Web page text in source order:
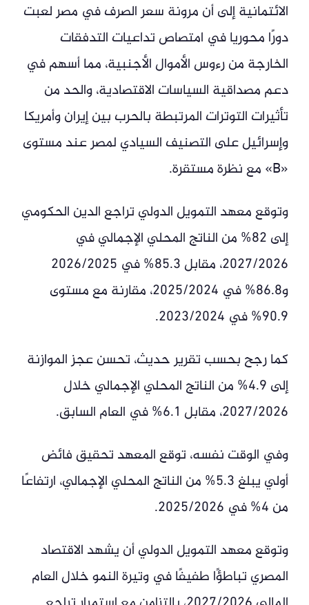
الائتمانية إلى أن مرونة سعر الصرف في مصر لعبت
دورًا محوريا في امتصاص تداعيات التدفقات
الخارجة من رءوس الأموال الأجنبية، مما أسهم في
دعم مصداقية السياسات الاقتصادية، والحد من
تأثيرات التوترات المرتبطة بالحرب بين إيران وأمريكا
وإسرائيل على التصنيف السيادي لمصر عند مستوى
«B» مع نظرة مستقرة.
وتوقع معهد التمويل الدولي تراجع الدين الحكومي
إلى 82% من الناتج المحلي الإجمالي في
2027/2026، مقابل 85.3% في 2026/2025
و86.8% في 2025/2024، مقارنة مع مستوى
90.9% في 2023/2024.
كما رجح بحسب تقرير حديث، تحسن عجز الموازنة
إلى 4.9% من الناتج المحلي الإجمالي خلال
2027/2026، مقابل 6.1% في العام السابق.
وفي الوقت نفسه، توقع المعهد تحقيق فائض
أولي يبلغ 5.3% من الناتج المحلي الإجمالي، ارتفاعًا
من 4% في 2025/2026.
وتوقع معهد التمويل الدولي أن يشهد الاقتصاد
المصري تباطؤًا طفيفًا في وتيرة النمو خلال العام